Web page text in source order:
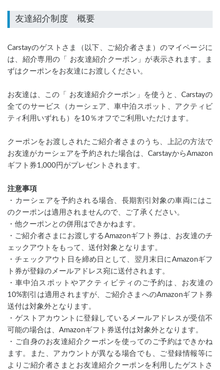
Carstayのゲストさま（以下、ご紹介者さま）のマイページに
は、紹介専用の「 お友達紹介クーポン」が表示されます。ま
ずはクーポンをお友達にお渡しください。
お友達は、この「 お友達紹介クーポン」を使うと、Carstayの
全てのサービス（カーシェア、車中泊スポット、アクティビ
ティ利用いずれも）を10％オフでご利用いただけます。
クーポンをお渡しされたご紹介者さまのうち、上記の方法で
お友達がカーシェアを予約された場合は、CarstayからAmazon
ギフト券1,000円がプレゼントされます。
注意事項
・カーシェアを予約される場合、長期割引対象の車両にはこ
のクーポンは適用されませんので、ご了承ください。
・他クーポンとの併用はできかねます。
・ご紹介者さまにお渡しするAmazonギフト券は、お友達のチ
ェックアウトをもって、送付対象となります。
・チェックアウト日を締め日として、翌月末日にAmazonギフ
ト券が登録のメールアドレス宛に送付されます。
・車中泊スポットやアクティビティのご予約は、お友達の
10%割引は適用されますが、ご紹介さまへのAmazonギフト券
送付は対象外となります。
・ゲストアカウントに登録しているメールアドレスが受信不
可能の場合は、Amazonギフト券送付は対象外となります。
・ご自身のお友達紹介クーポンを使ってのご予約はできかね
ます。また、アカウントが異なる場合でも、ご登録情報等に
よりご紹介者さまとお友達紹介クーポンを利用したゲストさ